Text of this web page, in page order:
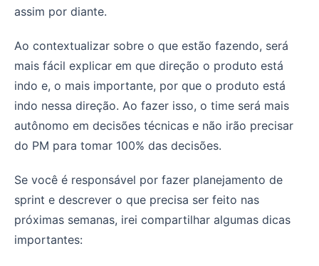
assim por diante.
Ao contextualizar sobre o que estão fazendo, será
mais fácil explicar em que direção o produto está
indo e, o mais importante, por que o produto está
indo nessa direção. Ao fazer isso, o time será mais
autônomo em decisões técnicas e não irão precisar
do PM para tomar 100% das decisões.
Se você é responsável por fazer planejamento de
sprint e descrever o que precisa ser feito nas
próximas semanas, irei compartilhar algumas dicas
importantes: